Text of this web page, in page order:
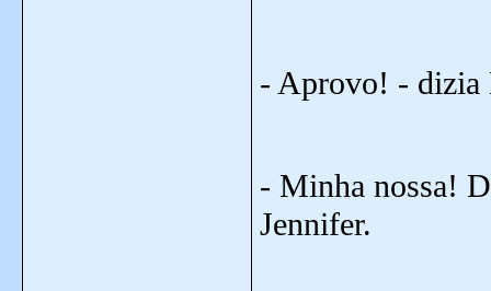
- Aprovo! - dizia
- Minha nossa!
Jennifer.